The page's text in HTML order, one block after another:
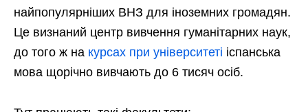
найпопулярніших ВНЗ для іноземних громадян.
Це визнаний центр вивчення гуманітарних наук,
до того ж на курсах при університеті іспанська
мова щорічно вивчають до 6 тисяч осіб.